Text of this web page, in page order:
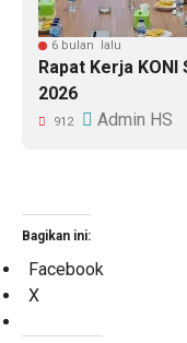
6 bulan lalu
Rapat Kerja
2026
912 Admin HS
Bagikan ini:
Facebook
X